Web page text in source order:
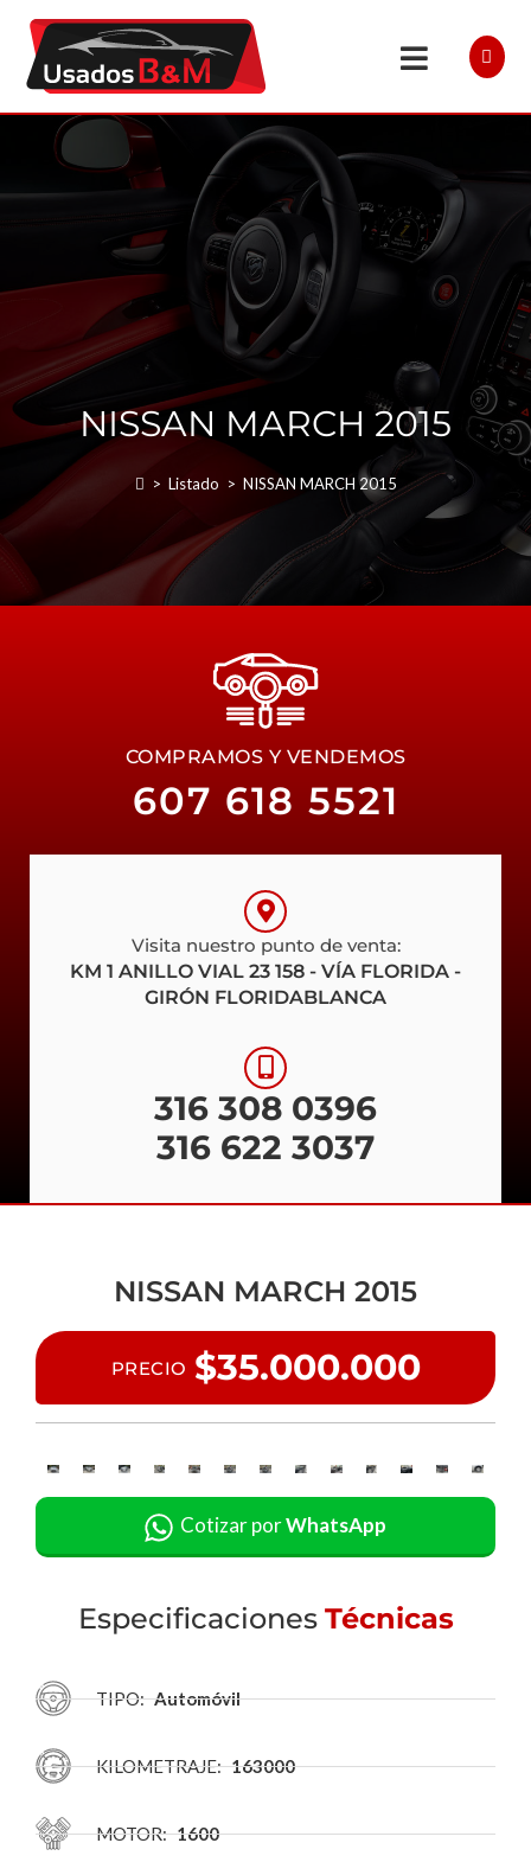
NISSAN MARCH 2015
> Listado > NISSAN MARCH 2015
COMPRAMOS Y VENDEMOS
607 618 5521
Visita nuestro punto de venta:
KM 1 ANILLO VIAL 23 158 - VÍA FLORIDA -
GIRÓN FLORIDABLANCA
316 308 0396
316 622 3037
NISSAN MARCH 2015
PRECIO $35.000.000
Cotizar porWhatsApp
Especificaciones Técnicas
TIPO: Automóvil
KILOMETRAJE: 163000
MOTOR: 1600